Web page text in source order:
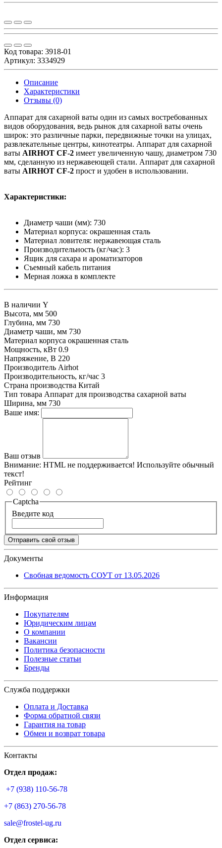
Код товара: 3918-01
Артикул: 3334929
Описание
Характеристики
Отзывы (0)
Аппарат для сахарной ваты один из самых востребованных
видов оборудования, ведь рынок для сахарной ваты очень
широк: это различные парки, передвижные точки на улицах,
развлекательные центры, кинотеатры. Аппарат для сахарной
ваты AIRHOT CF-2 имеет увеличенную чашу, диаметром 730
мм, сделанную из нержавеющей стали. Аппарат для сахарной
ваты AIRHOT CF-2 прост и удобен в использовании.
Характеристики:
Диаметр чаши (мм): 730
Материал корпуса: окрашенная сталь
Материал ловителя: нержавеющая сталь
Производительность (кг/час): 3
Ящик для сахара и ароматизаторов
Съемный кабель питания
Мерная ложка в комплекте
В наличии Y
Высота, мм 500
Глубина, мм 730
Диаметр чаши, мм 730
Материал корпуса окрашенная сталь
Мощность, кВт 0.9
Напряжение, В 220
Производитель Airhot
Производительность, кг/час 3
Страна производства Китай
Тип товара Аппарат для производства сахарной ваты
Ширина, мм 730
Ваше имя:
Ваш отзыв
Внимание: HTML не поддерживается! Используйте обычный
текст!
Рейтинг
Captcha
Введите код
Отправить свой отзыв
Документы
Свобная ведомость СОУТ от 13.05.2026
Информация
Покупателям
Юридическим лицам
О компании
Вакансии
Политика безопасности
Полезные статьи
Бренды
Служба поддержки
Оплата и Доставка
Форма обратной связи
Гарантия на товар
Обмен и возврат товара
Контакты
Отдел продаж:
+7 (938) 110-56-78
+7 (863) 270-56-78
sale@frostel-ug.ru
Отдел сервиса: